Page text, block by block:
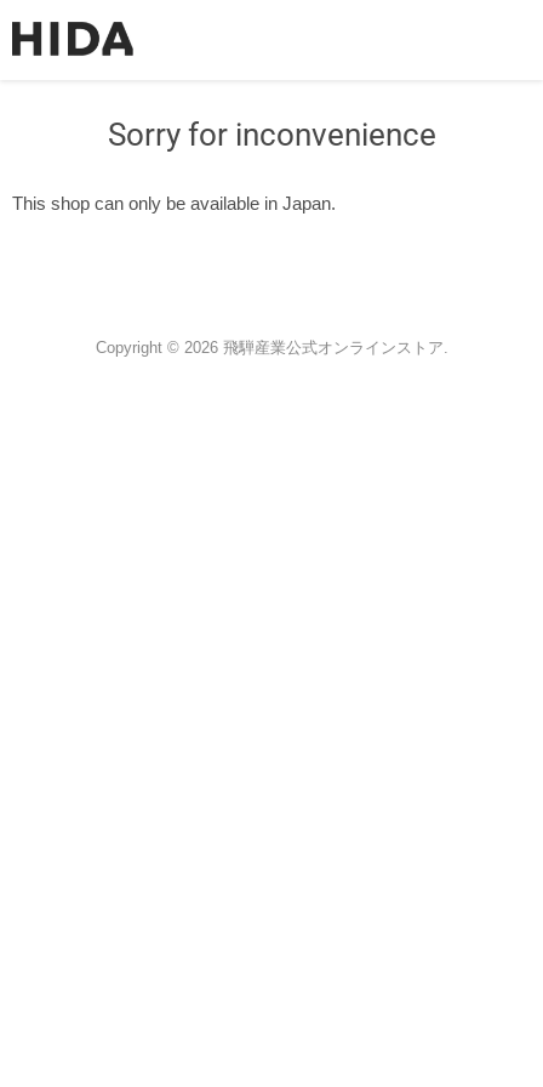
Sorry for inconvenience
This shop can only be available in Japan.
Copyright © 2026 飛騨産業公式オンラインストア.